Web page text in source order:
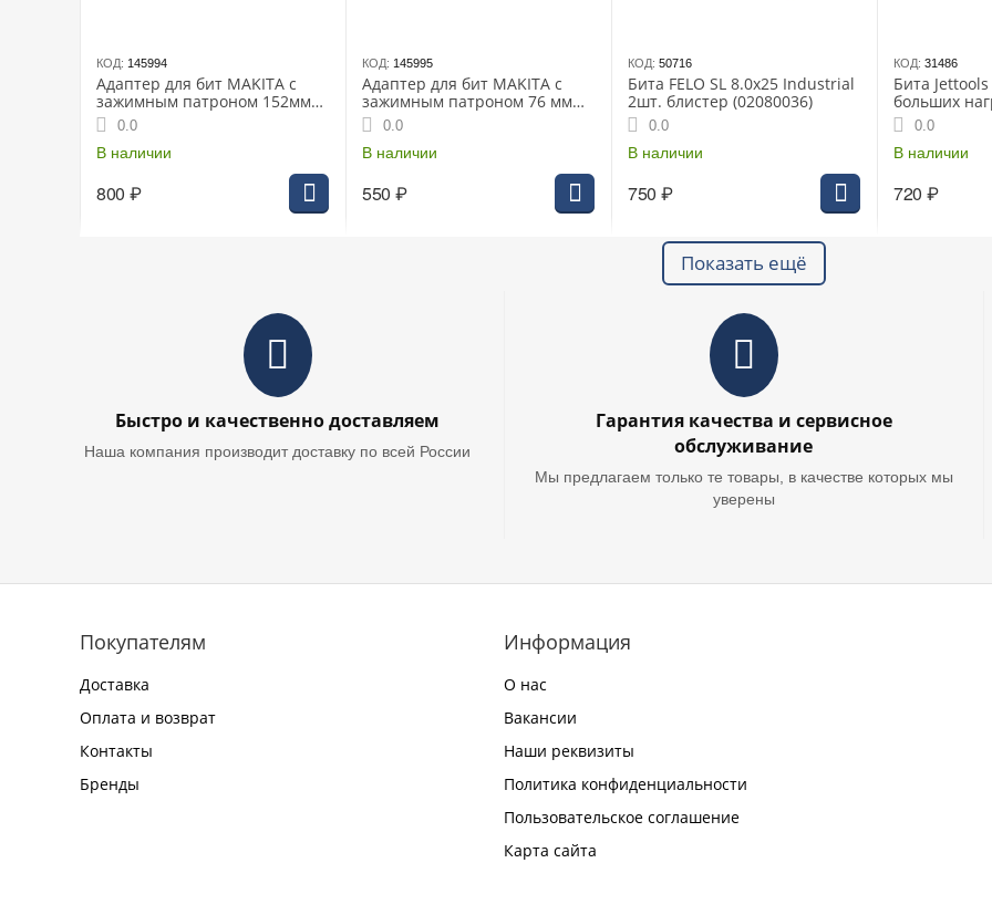
КОД: 145994
Адаптер для бит MAKITA с
зажимным патроном 152мм
Impact Black (E-24131)
0.0
В наличии
800 ₽
КОД: 145995
Адаптер для бит MAKITA с
зажимным патроном 76 мм
Impact Black (E-24125)
0.0
В наличии
550 ₽
КОД: 50716
Бита FELO SL 8.0х25 Industrial
2шт. блистер (02080036)
0.0
В наличии
750 ₽
КОД: 31486
Бита
больших
(W2-21-0501)
0.0
В наличии
720 ₽
Показать ещё
Быстро и качественно доставляем
Наша компания производит доставку по всей России
Гарантия качества и сервисное
обслуживание
Мы предлагаем только те товары, в качестве которых мы
уверены
Покупателям
Доставка
Оплата и возврат
Контакты
Бренды
Информация
О нас
Вакансии
Наши реквизиты
Политика конфиденциальности
Пользовательское соглашение
Карта сайта